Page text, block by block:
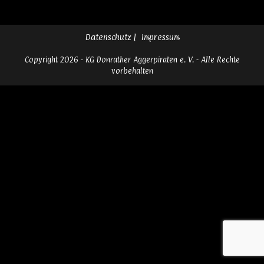
Datenschutz Impressum
Copyright 2026 - KG Donrather Aggerpiraten e. V. - Alle Rechte
vorbehalten